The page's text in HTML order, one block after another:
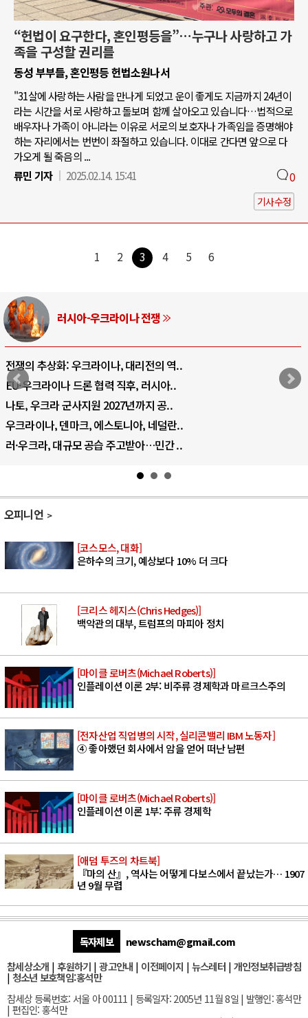
“헌법이 요구한다, 혼인평등을”…누구나 사랑하고 가
족을 구성할 권리를
동성 부부들, 혼인평등 헌법소원나서
"31살에 사랑하는 사람을 만나게 되었고 운이 좋게도 지금까지 24년이
라는 시간을 서로 사랑하고 돌보며 함께 살아오고 있습니다…법적으로
배우자나 가족이 아니라는 이유로 서로의 보호자나 가족임을 증명해야
하는 자리에서는 번번이 좌절하고 있습니다. 이대로 간다면 앞으로 다
가오게 될 죽음의 ...
류민 기자
2025.02.14. 15:41 0
기사수정
1 2 3 4 5 6
러시아-우크라이나 전쟁
추상화: 우크라이나, 대리전의 역..
크라이나 드론 협력 직후, 러시아..
크라 군사지원 2027년까지 공..
이나, 덴마크, 에스토니아, 네덜란..
라, 대규모 공습 주고받아…민간 ..
호르
호르
오피니언
[코스모스, 대화]
은하수의 크기, 예상보다 10% 더 크다
[크리스 헤지스(Chris Hedges)]
백악관의 대부, 트럼프의 마피아 정치
[마이클 로버츠(Michael Roberts)]
인플레이션 이론 2부: 비주류 경제학과 마르크스주의
[전자산업 직업병의 시작, 실리콘밸리 IBM 노동자]
④ 좋아했던 회사에서 암을 얻어 떠난 남편
[마이클 로버츠(Michael Roberts)]
인플레이션 이론 1부: 주류 경제학
[애덤 투즈의 차트북]
『마의 산』, 역사는 어떻게 다보스에서 끝났는가… 1907
년 9월 무렵
독자제보
newscham@gmail.com
참세상소개 | 후원하기 |광고안내 | 이전페이지 | 뉴스레터| 개인정보취급방침
| 청소년 보호책임:홍석만
참세상 등록번호: 서울 아 00111 | 등록일자: 2005년 11월 8일 | 발행인: 홍석만
| 편집인: 홍석만